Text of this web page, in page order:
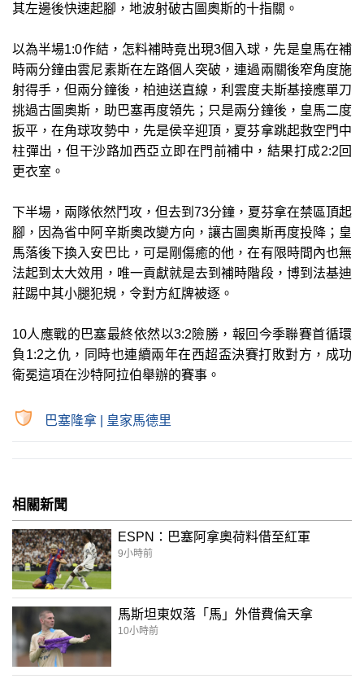
其左邊後快速起腳，地波射破古圖奧斯的十指關。
以為半場1:0作結，怎料補時竟出現3個入球，先是皇馬在補
時兩分鐘由雲尼素斯在左路個人突破，連過兩關後窄角度施
射得手，但兩分鐘後，柏迪送直線，利雲度夫斯基接應單刀
挑過古圖奧斯，助巴塞再度領先；只是兩分鐘後，皇馬二度
扳平，在角球攻勢中，先是侯辛迎頂，夏芬拿跳起救空門中
柱彈出，但干沙路加西亞立即在門前補中，結果打成2:2回
更衣室。
下半場，兩隊依然鬥攻，但去到73分鐘，夏芬拿在禁區頂起
腳，因為省中阿辛斯奧改變方向，讓古圖奧斯再度投降；皇
馬落後下換入安巴比，可是剛傷癒的他，在有限時間內也無
法起到太大效用，唯一貢獻就是去到補時階段，博到法基迪
莊踢中其小腿犯規，令對方紅牌被逐。
10人應戰的巴塞最終依然以3:2險勝，報回今季聯賽首循環
負1:2之仇，同時也連續兩年在西超盃決賽打敗對方，成功
衛冕這項在沙特阿拉伯舉辦的賽事。
巴塞隆拿 皇家馬德里
相關新聞
ESPN：巴塞阿拿奧荷料借至紅軍
9小時前
馬斯坦東奴落「馬」外借費倫天拿
10小時前